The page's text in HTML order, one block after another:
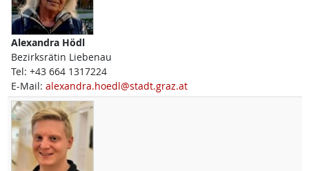
Alexandra Hödl
Bezirksrätin Liebenau
Tel: +43 664 1317224
E-Mail: alexandra.hoedl@stadt.graz.at